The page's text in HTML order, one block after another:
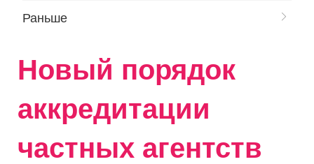
Раньше
Новый порядок
аккредитации
частных агентств